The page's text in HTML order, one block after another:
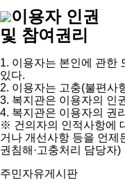
이용자 인권
및 참여권리
1. 이용자는 본인에 관한
있다.
2. 이용자는 고충(불편사
3. 복지관은 이용자의 인
4. 복지관은 이용자의 권
※ 건의자의 인적사항에
거나 개선사항 등을 언제
권침해·고충처리 담당자)
주민자유게시판